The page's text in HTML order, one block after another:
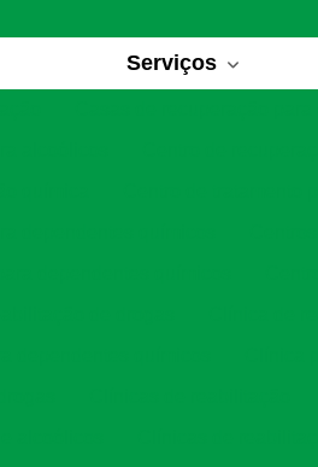
Serviços